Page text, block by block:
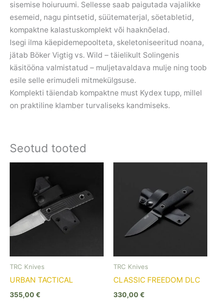
sisemise hoiuruumi. Sellesse saab paigutada vajalikke
esemeid, nagu pintsetid, süütematerjal, söetabletid,
kompaktne kalastuskomplekt või haaknõelad.
Isegi ilma käepidemepoolteta, skeletoniseeritud noana,
jätab Böker Vigtig vs. Wild – täielikult Solingenis
käsitööna valmistatud – muljetavaldava mulje ning toob
esile selle erimudeli mitmekülgsuse.
Komplekti täiendab kompaktne must Kydex tupp, millel
on praktiline klamber turvaliseks kandmiseks.
Seotud tooted
TRC Knives
URBAN TACTICAL
355,00 €
TRC Knives
CLASSIC FREEDOM DLC
330,00 €